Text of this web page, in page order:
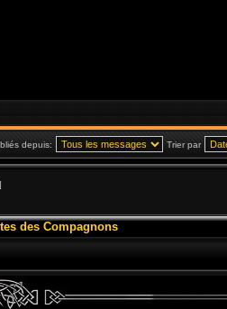
depuis: Trier par
des Compagnons